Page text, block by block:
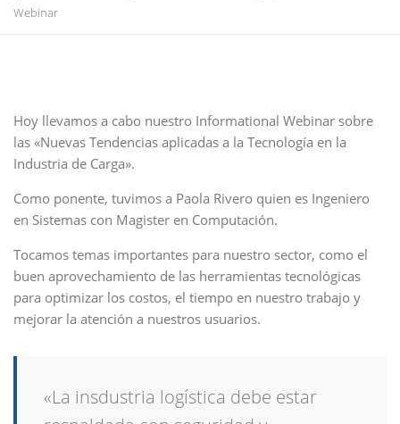
Webinar
Hoy llevamos a cabo nuestro Informational Webinar sobre
las «Nuevas Tendencias aplicadas a la Tecnología en la
Industria de Carga».
Como ponente, tuvimos a Paola Rivero quien es Ingeniero
en Sistemas con Magister en Computación.
Tocamos temas importantes para nuestro sector, como el
buen aprovechamiento de las herramientas tecnológicas
para optimizar los costos, el tiempo en nuestro trabajo y
mejorar la atención a nuestros usuarios.
«La insdustria logística debe estar